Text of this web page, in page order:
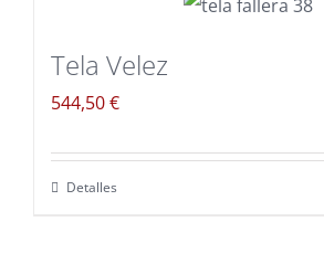
Tela Velez
544,50€
Detalles